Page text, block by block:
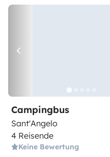
Campingbus
Sant'Angelo
4 Reisende
Keine Bewertung